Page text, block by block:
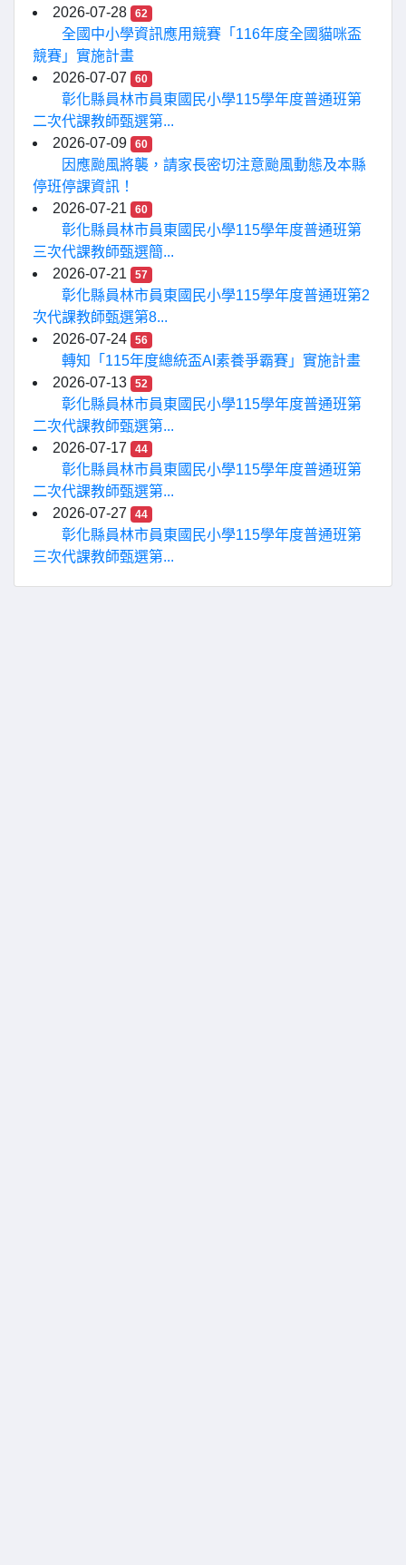
2026-07-28
62
全國中小學資訊應用競賽「116年度全國貓咪盃
競賽」實施計畫
2026-07-07
60
彰化縣員林市員東國民小學115學年度普通班第
二次代課教師甄選第...
2026-07-09
60
因應颱風將襲，請家長密切注意颱風動態及本縣
停班停課資訊！
2026-07-21
60
彰化縣員林市員東國民小學115學年度普通班第
三次代課教師甄選簡...
2026-07-21
57
彰化縣員林市員東國民小學115學年度普通班第2
次代課教師甄選第8...
2026-07-24
56
轉知「115年度總統盃AI素養爭霸賽」實施計畫
2026-07-13
52
彰化縣員林市員東國民小學115學年度普通班第
二次代課教師甄選第...
2026-07-17
44
彰化縣員林市員東國民小學115學年度普通班第
二次代課教師甄選第...
2026-07-27
44
彰化縣員林市員東國民小學115學年度普通班第
三次代課教師甄選第...